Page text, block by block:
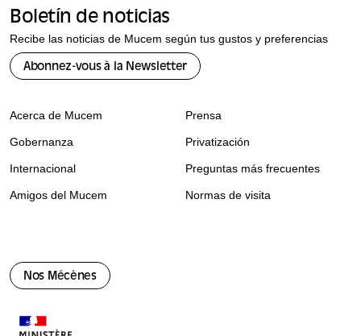
Boletín de noticias
Recibe las noticias de Mucem según tus gustos y preferencias
Abonnez-vous à la Newsletter
Nos Mécènes
Acerca de Mucem
Gobernanza
Internacional
Amigos del Mucem
Prensa
Privatización
Preguntas más frecuentes
Normas de visita